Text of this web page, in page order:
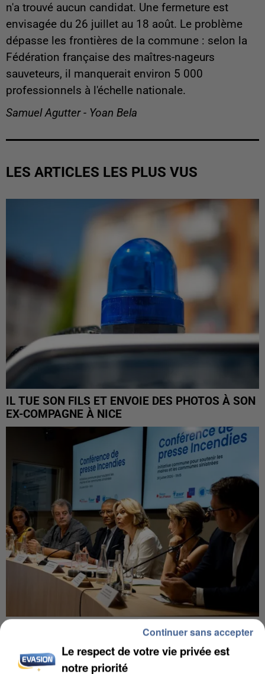
n'a trouvé aucun candidat. Une fermeture est
envisagée du 26 juillet au 18 août. Le problème
dépasse les frontières de la commune : selon la
Fédération française des maîtres-nageurs
sauveteurs, il manquerait environ 5 000
professionnels à l'échelle nationale.
Samuel Agutter - Yoan Bela
LES ARTICLES LES PLUS VUS
IL TUE SON FILS ET ENVOIE DES PHOTOS À SON
EX-COMPAGNE À NICE
INCENDIES : L’ÎLE-DE-FRANCE LANCE UN ÉLAN
Le respect de votre vie privée est
notre priorité
Continuer sans accepter